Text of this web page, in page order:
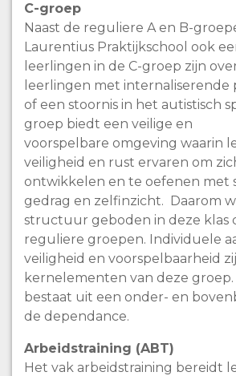
C-groep
Naast de reguliere A en B-
Laurentius Praktijkschool ook
leerlingen in de C-groep zijn
leerlingen met internaliserende
of een stoornis in het autistisch
groep biedt een veilige en
voorspelbare omgeving waarin
veiligheid en rust ervaren om
ontwikkelen en te oefenen met
gedrag en zelfinzicht. Daarom
structuur geboden in deze klas
reguliere groepen. Individuele
veiligheid en voorspelbaarheid
kernelementen van deze groep.
bestaat uit een onder- en
de dependance.
Arbeidstraining (ABT)
Het vak arbeidstraining bereidt